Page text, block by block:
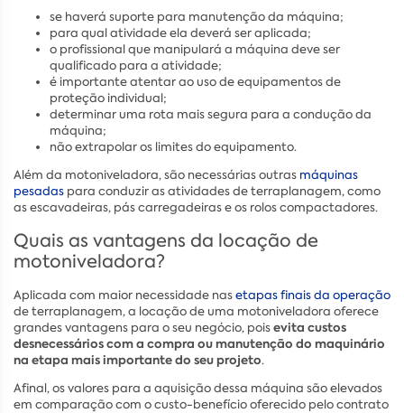
se haverá suporte para manutenção da máquina;
para qual atividade ela deverá ser aplicada;
o profissional que manipulará a máquina deve ser
qualificado para a atividade;
é importante atentar ao uso de equipamentos de
proteção individual;
determinar uma rota mais segura para a condução da
máquina;
não extrapolar os limites do equipamento.
Além da motoniveladora, são necessárias outras máquinas
pesadas para conduzir as atividades de terraplanagem, como
as escavadeiras, pás carregadeiras e os rolos compactadores.
Quais as vantagens da locação de
motoniveladora?
Aplicada com maior necessidade nasetapas finais da operação
de terraplanagem, a locação de uma motoniveladora oferece
grandes vantagens para o seu negócio, poisevita custos
desnecessários com a compra ou manutenção do maquinário
na etapa mais importante do seu projeto.
Afinal, os valores para a aquisição dessa máquina são elevados
em comparação com o custo-benefício oferecido pelo contrato